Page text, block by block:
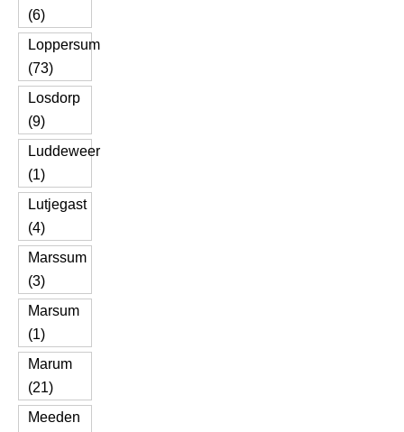
(6)
Loppersum
(73)
Losdorp
(9)
Luddeweer
(1)
Lutjegast
(4)
Marssum
(3)
Marsum
(1)
Marum
(21)
Meeden